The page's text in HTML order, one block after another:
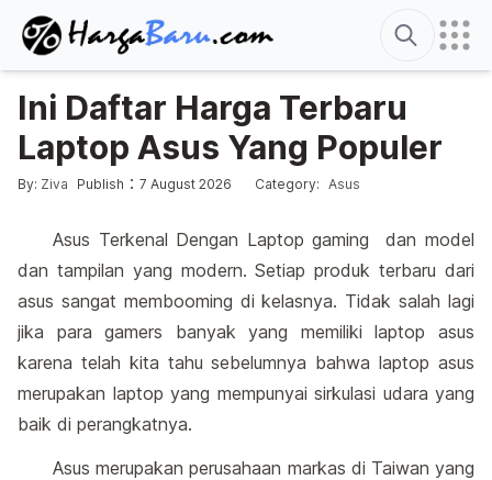
Search
Ini Daftar Harga Terbaru
Laptop Asus Yang Populer
Posted by
By: Ziva Publish : 7 August 2026 :
Posted in
Category: Asus
Asus Terkenal Dengan Laptop gaming dan model
dan tampilan yang modern. Setiap produk terbaru dari
asus sangat membooming di kelasnya. Tidak salah lagi
jika para gamers banyak yang memiliki laptop asus
karena telah kita tahu sebelumnya bahwa laptop asus
merupakan laptop yang mempunyai sirkulasi udara yang
baik di perangkatnya.
Asus merupakan perusahaan markas di Taiwan yang